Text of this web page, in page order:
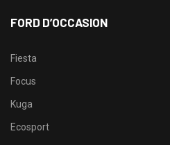
FORD D’OCCASION
Fiesta
Focus
Kuga
Ecosport